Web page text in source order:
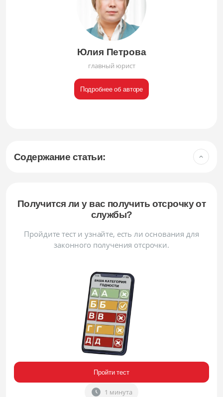
Юлия Петрова
главный юрист
Подробнее об авторе
Содержание статьи:
Получится ли у вас получить отсрочку от
службы?
Пройдите тест и узнайте, есть ли основания для
законного получения отсрочки.
Пройти тест
1 минута